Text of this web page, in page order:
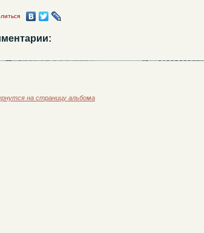
на страницу альбома